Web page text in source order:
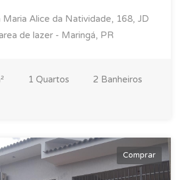
Maria Alice da Natividade, 168, JD
de lazer - Maringá, PR
1 Quartos
2 Banheiros
Comprar